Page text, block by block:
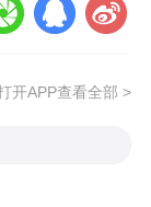
来的具有代
是备考道路
开APP查看全部 >